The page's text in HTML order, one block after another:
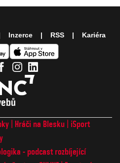
Hráči na Blesku
iSport
- podcast rozbíjející
Inzerce RSS Kariéra